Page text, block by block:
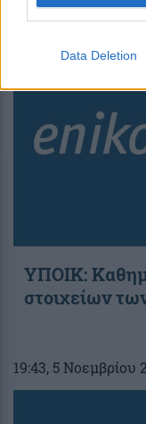
Data Deletion
17:57, 8 Νοεμβρίου
ΥΠΟΙΚ:
στοιχείων
19:43, 5 Νοεμβρίου